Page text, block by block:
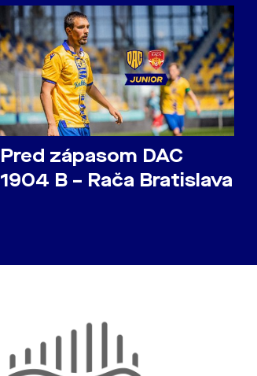
Pred zápasom DAC
1904 B – Rača Bratislava